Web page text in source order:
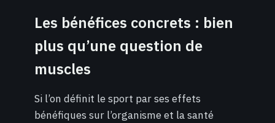
Les bénéfices concrets : bien
plus qu’une question de
muscles
Si l’on définit le sport par ses effets
bénéfiques sur l’organisme et la santé